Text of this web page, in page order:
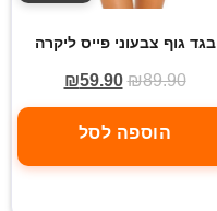
בגד גוף צבעוני פייס ליקרה
₪89.90
₪59.90
הוספה לסל